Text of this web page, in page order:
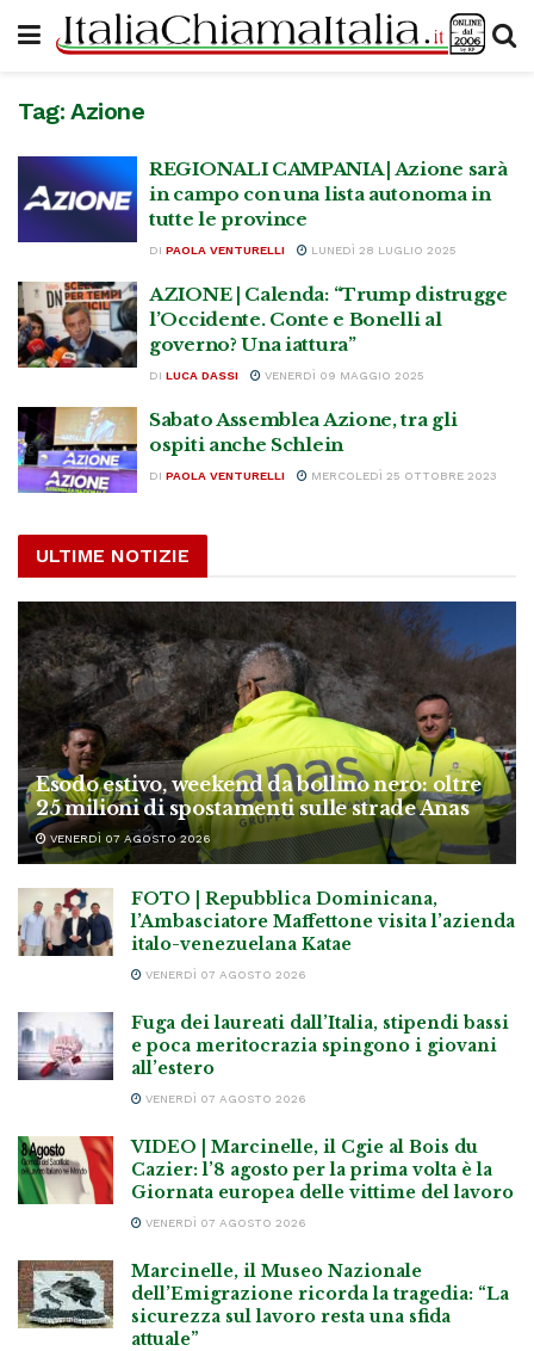
Tag: Azione
REGIONALI CAMPANIA | Azione sarà
in campo con una lista autonoma in
tutte le province
DI PAOLA VENTURELLI LUNEDÌ 28 LUGLIO 2025
AZIONE | Calenda: “Trump distrugge
l’Occidente. Conte e Bonelli al
governo? Una iattura”
DI LUCA DASSI VENERDÌ 09 MAGGIO 2025
Sabato Assemblea Azione, tra gli
ospiti anche Schlein
DI PAOLA VENTURELLI MERCOLEDÌ 25 OTTOBRE 2023
ULTIME NOTIZIE
Esodo estivo, weekend da bollino nero: oltre
25 milioni di spostamenti sulle strade Anas
VENERDÌ 07 AGOSTO 2026
FOTO | Repubblica Dominicana,
l’Ambasciatore Maffettone visita l’azienda
italo-venezuelana Katae
VENERDÌ 07 AGOSTO 2026
Fuga dei laureati dall’Italia, stipendi bassi
e poca meritocrazia spingono i giovani
all’estero
VENERDÌ 07 AGOSTO 2026
VIDEO | Marcinelle, il Cgie al Bois du
Cazier: l’8 agosto per la prima volta è la
Giornata europea delle vittime del lavoro
VENERDÌ 07 AGOSTO 2026
Marcinelle, il Museo Nazionale
dell’Emigrazione ricorda la tragedia: “La
sicurezza sul lavoro resta una sfida
attuale”